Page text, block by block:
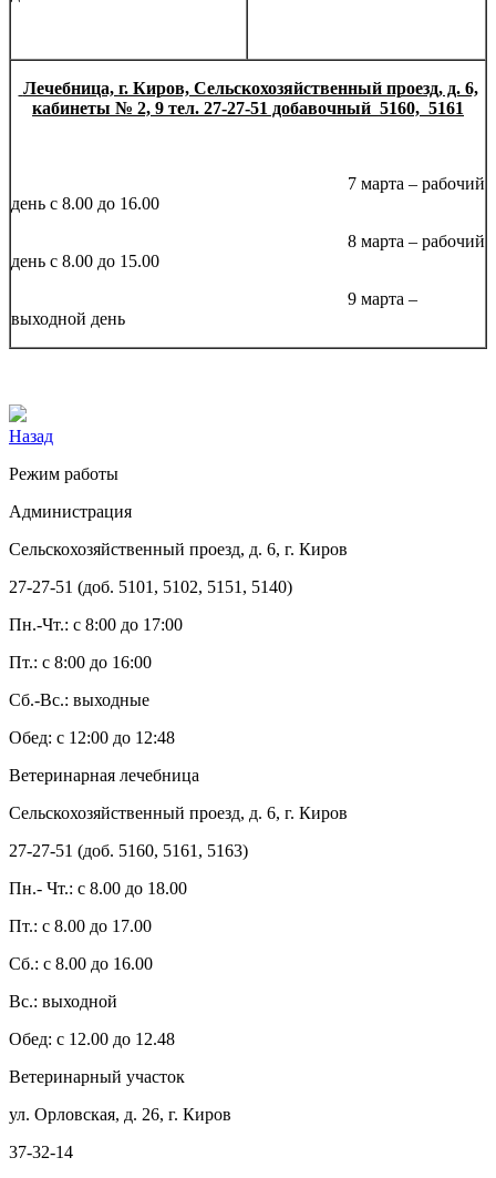
Лечебница, г. Киров, Сельскохозяйственный проезд, д. 6,
кабинеты № 2, 9 тел. 27-27-51 добавочный 5160, 5161
7 марта – рабочий
день с 8.00 до 16.00
8 марта – рабочий
день с 8.00 до 15.00
9 марта –
выходной день
Назад
Режим работы
Администрация
Сельскохозяйственный проезд, д. 6, г. Киров
27-27-51 (доб. 5101, 5102, 5151, 5140)
Пн.-Чт.: с 8:00 до 17:00
Пт.: с 8:00 до 16:00
Сб.-Вс.: выходные
Обед: с 12:00 до 12:48
Ветеринарная лечебница
Сельскохозяйственный проезд, д. 6, г. Киров
27-27-51 (доб. 5160, 5161, 5163)
Пн.- Чт.: с 8.00 до 18.00
Пт.: с 8.00 до 17.00
Сб.: с 8.00 до 16.00
Вс.: выходной
Обед: с 12.00 до 12.48
Ветеринарный участок
ул. Орловская, д. 26, г. Киров
37-32-14